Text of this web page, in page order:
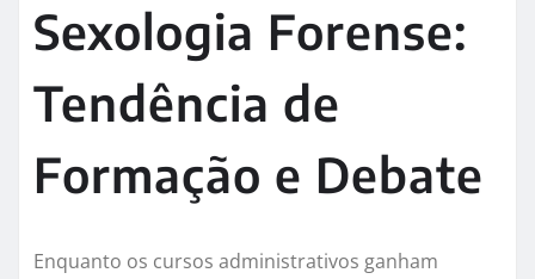
Sexologia Forense:
Tendência de
Formação e Debate
Enquanto os cursos administrativos ganham